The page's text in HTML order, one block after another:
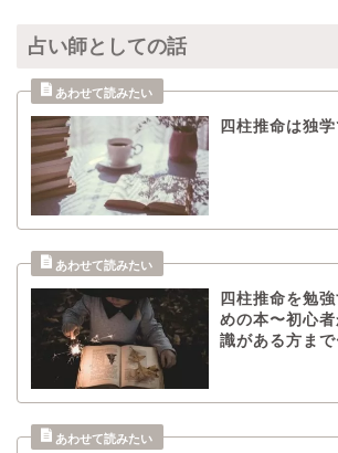
占い師としての話
四柱推命は独
四柱推命を勉
めの本〜初心
識がある方まで